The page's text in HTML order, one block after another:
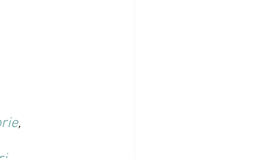
,